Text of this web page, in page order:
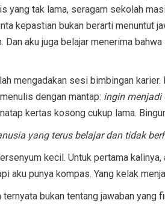
yang tak lama, seragam sekolah
kepastian bukan berarti menuntut
Dan aku juga belajar menerima
mengadakan sesi bimbingan
dengan mantap: ingin menjadi
kertas kosong cukup lama.
yang terus belajar dan tidak
kecil. Untuk pertama
aku punya kompas. Yang kelak
bukan tentang jawaban yang